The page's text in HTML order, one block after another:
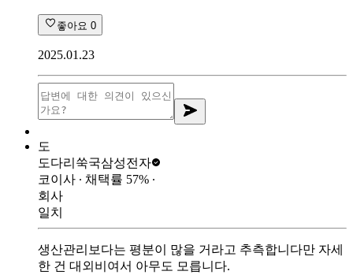
좋아요 0
2025.01.23
도
도다리쑥국삼성전자
코이사 ∙ 채택률 57% ∙
회사
일치
생산관리보다는 평분이 많을 거라고 추측합니다만 자세
한 건 대외비여서 아무도 모릅니다.